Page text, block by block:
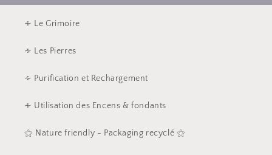
∻ Le Grimoire
∻ Les Pierres
∻ Purification et Rechargement
∻ Utilisation des Encens & fondants
⚝ Nature friendly - Packaging recyclé ⚝